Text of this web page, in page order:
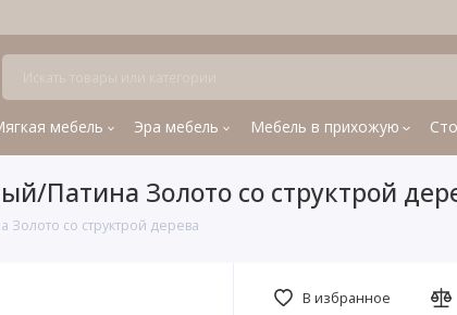
мебель Эра мебель Мебель в прихожую
Патина Золото со структрой
со структрой дерева
В избранное